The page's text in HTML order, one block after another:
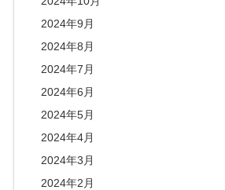
2024年9月
2024年8月
2024年7月
2024年6月
2024年5月
2024年4月
2024年3月
2024年2月